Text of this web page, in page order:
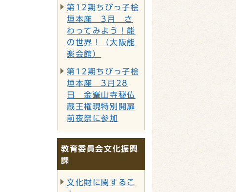
第12期ちびっ子桧
垣本座 3月 さ
わってみよう！能
の世界！（大阪能
楽会館）
第12期ちびっ子桧
垣本座 3月28
日 金峯山寺秘仏
蔵王権現特別開扉
前夜祭に参加
教育委員会文化振興
課
文化財に関するこ